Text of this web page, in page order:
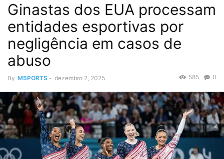
Ginastas dos EUA processam
entidades esportivas por
negligência em casos de
abuso
By M5PORTS - dezembro 2, 2025 0
585